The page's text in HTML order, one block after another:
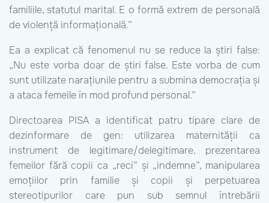
familiile, statutul marital. E o formă extrem de personală
de violență informațională.”
Ea a explicat că fenomenul nu se reduce la știri false:
„Nu este vorba doar de știri false. Este vorba de cum
sunt utilizate narațiunile pentru a submina democrația și
a ataca femeile în mod profund personal.”
Directoarea PISA a identificat patru tipare clare de
dezinformare de gen: utilizarea maternității ca
instrument de legitimare/delegitimare, prezentarea
femeilor fără copii ca „reci” și „indemne”, manipularea
emoțiilor prin familie și copii și perpetuarea
stereotipurilor care pun sub semnul întrebării